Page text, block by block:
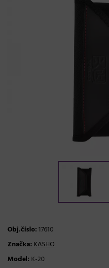
Obj.číslo:17610
Značka:KASHO
Model: K-20